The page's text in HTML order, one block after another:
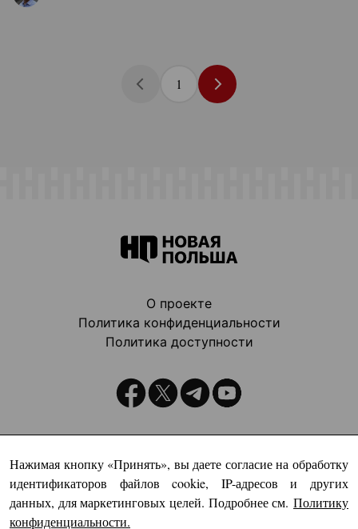
1
Нажимая кнопку «Принять», вы даете согласие на обработку
идентификаторов файлов cookie, IP-адресов и других
данных, для маркетинговых целей. Подробнее см. Политику
конфиденциальности.
О проекте
Политика конфиденциальности
Политика доступности